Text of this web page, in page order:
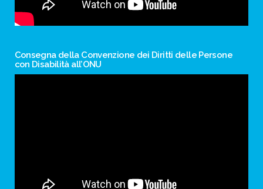
Consegna della Convenzione dei Diritti delle Persone
con Disabilità all’ONU